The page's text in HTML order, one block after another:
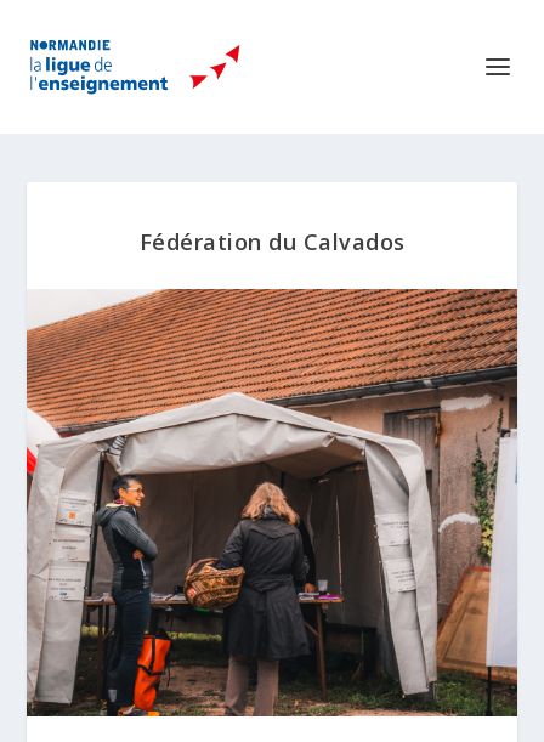
Fédération du Calvados